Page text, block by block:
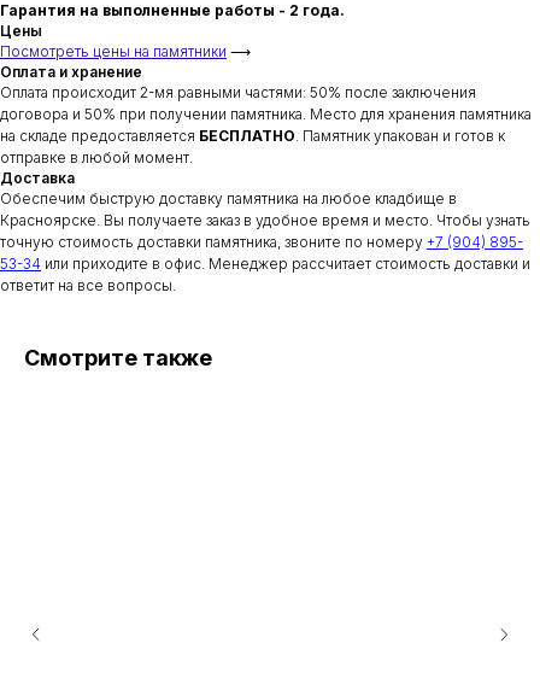
Гарантия на выполненные работы - 2 года.
Цены
Посмотреть цены на памятники ⟶
Оплата и хранение
Оплата происходит 2-мя равными частями: 50% после заключения
договора и 50% при получении памятника. Место для хранения памятника
на складе предоставляется БЕСПЛАТНО. Памятник упакован и готов к
отправке в любой момент.
Доставка
Обеспечим быструю доставку памятника на любое кладбище в
Красноярске. Вы получаете заказ в удобное время и место. Чтобы узнать
точную стоимость доставки памятника, звоните по номеру +7 (904) 895-
53-34 или приходите в офис. Менеджер рассчитает стоимость доставки и
ответит на все вопросы.
Смотрите также